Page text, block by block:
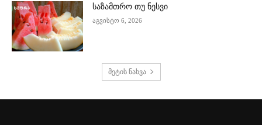
საზამთრო თუ ნესვი
აგვისტო 6, 2026
მეტის ნახვა